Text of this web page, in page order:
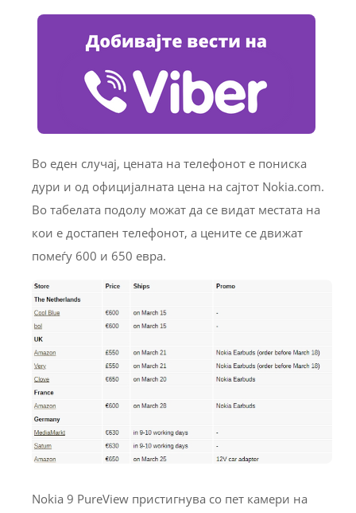
Во еден случај, цената на телефонот е пониска
дури и од официјалната цена на сајтот Nokia.com.
Во табелата подолу можат да се видат местата на
кои е достапен телефонот, а цените се движат
помеѓу 600 и 650 евра.
Nokia 9 PureView пристигнува со пет камери на